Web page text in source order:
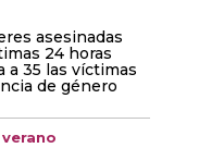
asesinadas
24 horas
a 35 las víctimas
de género